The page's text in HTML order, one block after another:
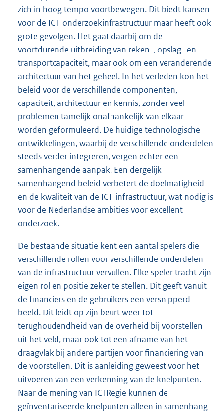
zich in hoog tempo voortbewegen. Dit biedt kansen
voor de ICT-onderzoekinfrastructuur maar heeft ook
grote gevolgen. Het gaat daarbij om de
voortdurende uitbreiding van reken-, opslag- en
transportcapaciteit, maar ook om een veranderende
architectuur van het geheel. In het verleden kon het
beleid voor de verschillende componenten,
capaciteit, architectuur en kennis, zonder veel
problemen tamelijk onafhankelijk van elkaar
worden geformuleerd. De huidige technologische
ontwikkelingen, waarbij de verschillende onderdelen
steeds verder integreren, vergen echter een
samenhangende aanpak. Een dergelijk
samenhangend beleid verbetert de doelmatigheid
en de kwaliteit van de ICT-infrastructuur, wat nodig is
voor de Nederlandse ambities voor excellent
onderzoek.
De bestaande situatie kent een aantal spelers die
verschillende rollen voor verschillende onderdelen
van de infrastructuur vervullen. Elke speler tracht zijn
eigen rol en positie zeker te stellen. Dit geeft vanuit
de financiers en de gebruikers een versnipperd
beeld. Dit leidt op zijn beurt weer tot
terughoudendheid van de overheid bij voorstellen
uit het veld, maar ook tot een afname van het
draagvlak bij andere partijen voor financiering van
de voorstellen. Dit is aanleiding geweest voor het
uitvoeren van een verkenning van de knelpunten.
Naar de mening van ICTRegie kunnen de
geïnventariseerde knelpunten alleen in samenhang